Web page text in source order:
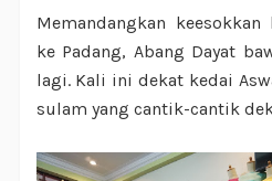
Memandangkan
ke Padang, Abang Dayat
lagi. Kali ini dekat kedai
sulam yang cantik-cantik